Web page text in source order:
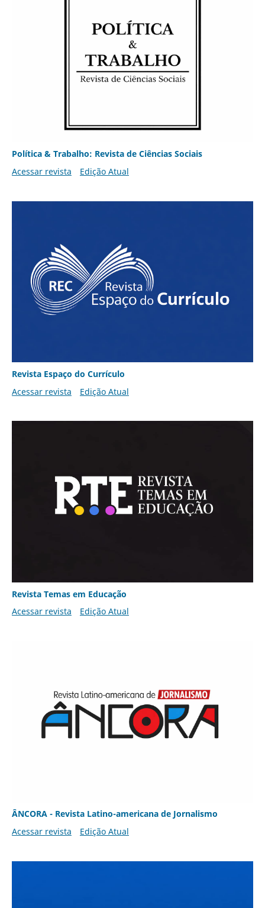
Política & Trabalho: Revista de Ciências Sociais
Acessar revista
Edição Atual
Revista Espaço do Currículo
Acessar revista
Edição Atual
Revista Temas em Educação
Acessar revista
Edição Atual
ÂNCORA - Revista Latino-americana de Jornalismo
Acessar revista
Edição Atual